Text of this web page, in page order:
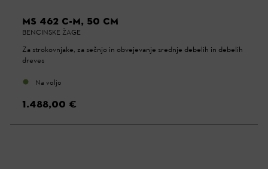
MS 462 C-M, 50 CM
BENCINSKE ŽAGE
Za strokovnjake, za sečnjo in obvejevanje srednje debelih in debelih
dreves
Na voljo
1.488,00 €